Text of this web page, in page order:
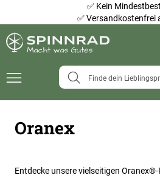
✅ Kein
✅Versandkostenfrei
Navigation
Oranex
Entdecke unsere vielseitigen